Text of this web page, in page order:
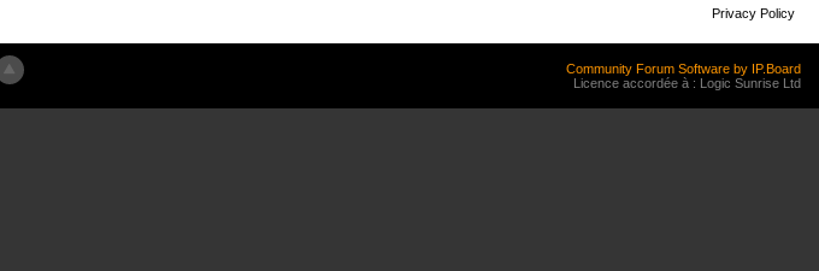
Privacy Policy
Community Forum Software by IP.Board
Licence accordée à : Logic Sunrise Ltd